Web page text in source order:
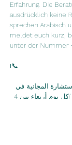
Erfahrung. Die
ausdrücklich keine
sprechen Arabisch
meldet euch kurz,
unter der Nummer
ℹ📞
المجانية في